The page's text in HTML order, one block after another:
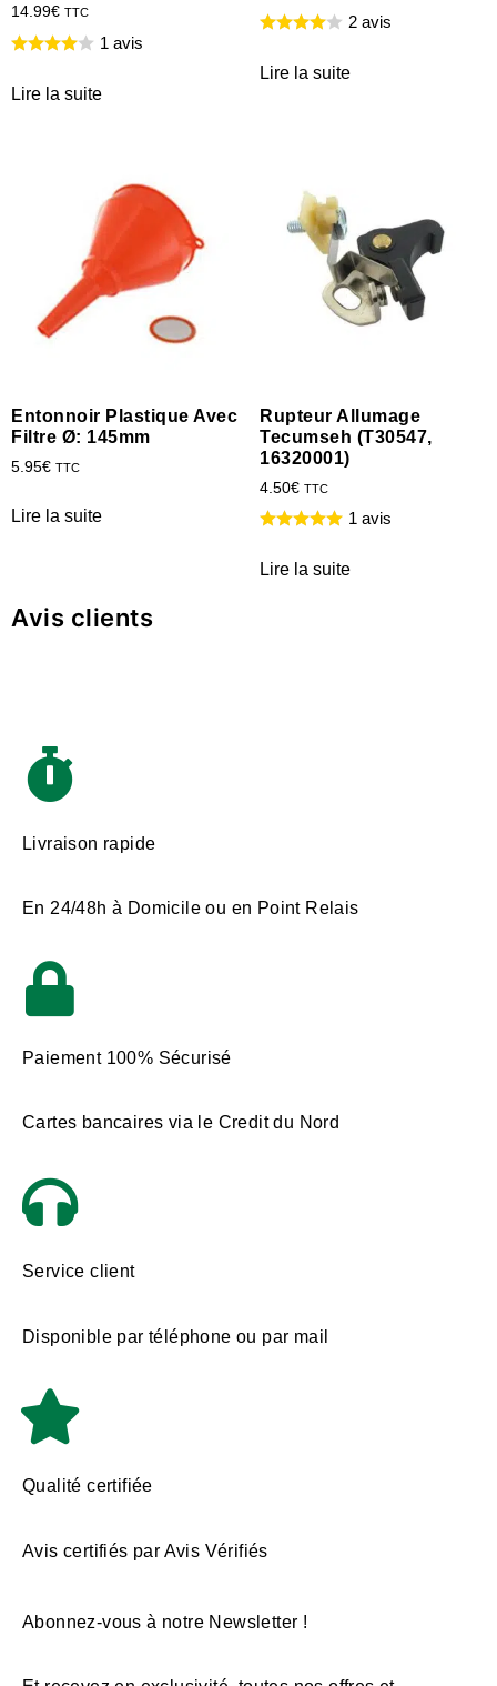
14.99€ TTC
1 avis
Lire la suite
2 avis
Lire la suite
Entonnoir Plastique Avec
Filtre Ø: 145mm
5.95€ TTC
Lire la suite
Rupteur Allumage
Tecumseh (T30547,
16320001)
4.50€ TTC
1 avis
Lire la suite
Avis clients
Livraison rapide
En 24/48h à Domicile ou en Point Relais
Paiement 100% Sécurisé
Cartes bancaires via le Credit du Nord
Service client
Disponible par téléphone ou par mail
Qualité certifiée
Avis certifiés par Avis Vérifiés
Abonnez-vous à notre Newsletter !